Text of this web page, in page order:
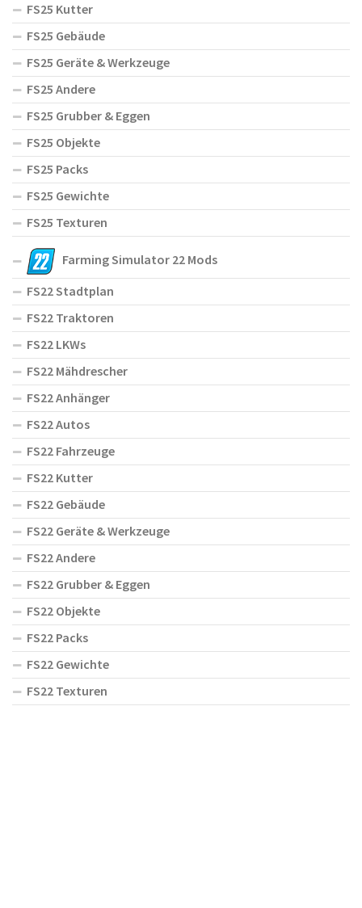
FS25 Kutter
FS25 Gebäude
FS25 Geräte & Werkzeuge
FS25 Andere
FS25 Grubber & Eggen
FS25 Objekte
FS25 Packs
FS25 Gewichte
FS25 Texturen
Farming Simulator 22 Mods
FS22 Stadtplan
FS22 Traktoren
FS22 LKWs
FS22 Mähdrescher
FS22 Anhänger
FS22 Autos
FS22 Fahrzeuge
FS22 Kutter
FS22 Gebäude
FS22 Geräte & Werkzeuge
FS22 Andere
FS22 Grubber & Eggen
FS22 Objekte
FS22 Packs
FS22 Gewichte
FS22 Texturen